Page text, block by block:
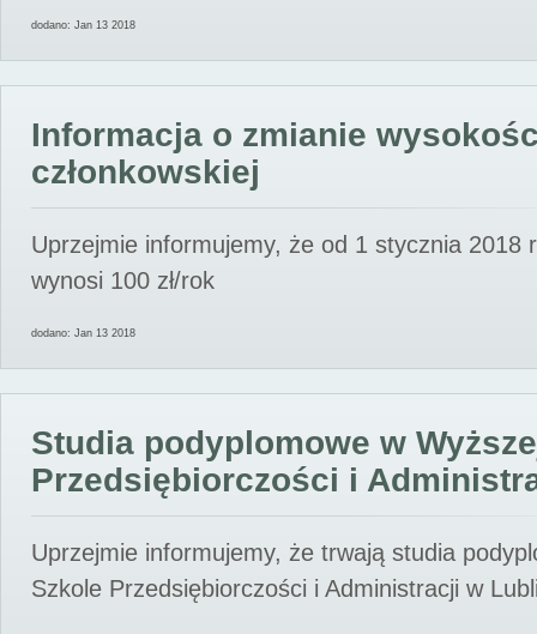
dodano: Jan 13 2018
Informacja o zmianie
członkowskiej
Uprzejmie informujemy, że od 1 stycznia 2018
wynosi 100 zł/rok
dodano: Jan 13 2018
Studia podyplomowe w
Przedsiębiorczości i
Uprzejmie informujemy, że trwają studia
Szkole Przedsiębiorczości i Administracji w